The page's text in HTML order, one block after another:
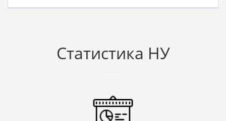
Статистика НУ